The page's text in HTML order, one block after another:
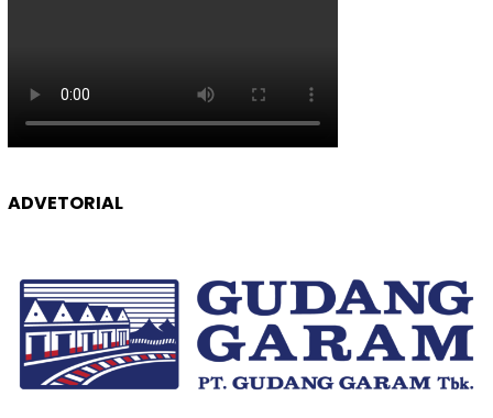
ADVETORIAL